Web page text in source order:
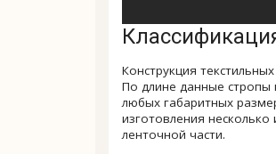
Конструкция
По длине данные стропы
любых габаритных
изготовления
ленточной части.